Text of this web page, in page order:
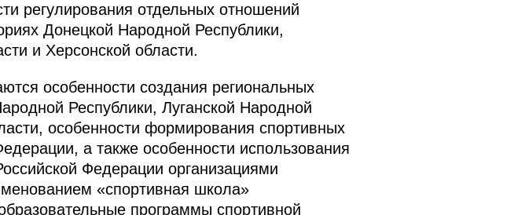
регулирования отдельных отношений
Донецкой Народной Республики,
и Херсонской области.
особенности создания региональных
Республики, Луганской Народной
особенности формирования спортивных
а также особенности использования
Федерации организациями
«спортивная школа»
программы спортивной